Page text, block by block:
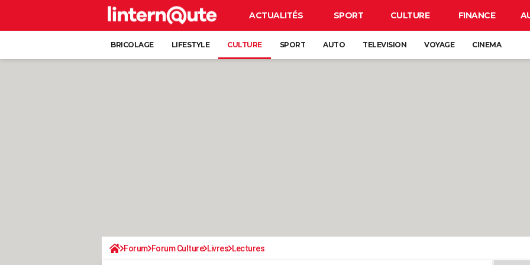
ACTUALITÉS SPORT CULTURE FINANCE
BRICOLAGE LIFESTYLE CULTURE SPORT AUTO TELEVISION VOYAGE CINEMA
Forum Forum Culture Livres Lectures